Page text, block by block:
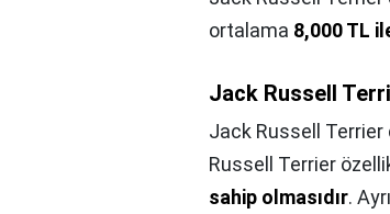
ortalama 8,000 TL
Jack Russell
Jack Russell Terrier
Russell Terrier
sahip olmasıdır.